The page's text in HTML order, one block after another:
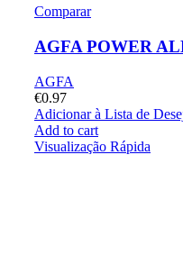
Comparar
AGFA POWER
AGFA
€0.97
Adicionar à Lista de
Add to cart
Visualização Rápida